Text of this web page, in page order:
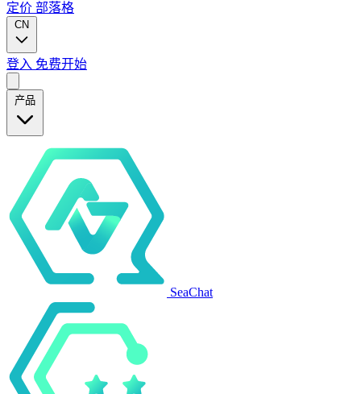
定价 部落格
CN
登入 免费开始
产品
SeaChat